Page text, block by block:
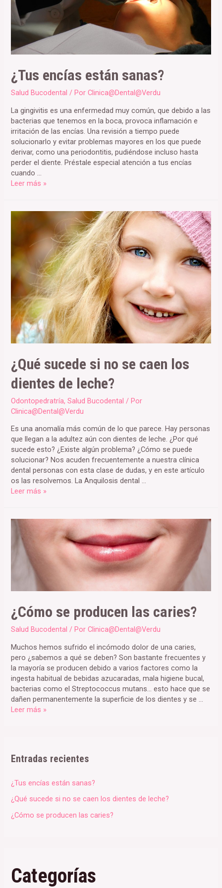
¿Tus encías están sanas?
Salud Bucodental / PorClinica@Dental@Verdu
La gingivitis es una enfermedad muy común, que debido a las
bacterias que tenemos en la boca, provoca inflamación e
irritación de las encías. Una revisión a tiempo puede
solucionarlo y evitar problemas mayores en los que puede
derivar, como una periodontitis, pudiéndose incluso hasta
perder el diente. Préstale especial atención a tus encías
cuando …
¿Tus
sanas?
Leer más »
¿Qué sucede si no se caen los
dientes de leche?
Odontopedratría,Salud Bucodental / Por
Clinica@Dental@Verdu
Es una anomalía más común de lo que parece. Hay personas
que llegan a la adultez aún con dientes de leche. ¿Por qué
sucede esto? ¿Existe algún problema? ¿Cómo se puede
solucionar? Nos acuden frecuentemente a nuestra clínica
dental personas con esta clase de dudas, y en este artículo
os las resolvemos. La Anquilosis dental …
¿Qué
no
caen
dientes
Leer más »
¿Cómo se producen las caries?
Salud Bucodental / PorClinica@Dental@Verdu
Muchos hemos sufrido el incómodo dolor de una caries,
pero ¿sabemos a qué se deben? Son bastante frecuentes y
la mayoría se producen debido a varios factores como la
ingesta habitual de bebidas azucaradas, mala higiene bucal,
bacterias como el Streptococcus mutans… esto hace que se
dañen permanentemente la superficie de los dientes y se …
¿Cómo
Leer más »
Entradas recientes
¿Tus encías están sanas?
¿Qué sucede si no se caen los dientes de leche?
¿Cómo se producen las caries?
Categorías